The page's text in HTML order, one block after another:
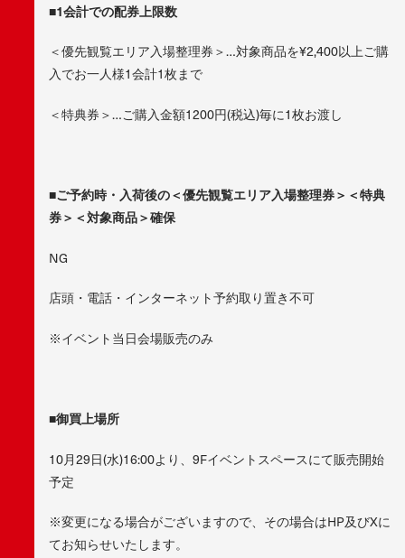
■1会計での配券上限数
＜優先観覧エリア入場整理券＞…対象商品を¥2,400以上ご購
入でお一人様1会計1枚まで
＜特典券＞…ご購入金額1200円(税込)毎に1枚お渡し
■ご予約時・入荷後の＜優先観覧エリア入場整理券＞＜特典
券＞＜対象商品＞確保
NG
店頭・電話・インターネット予約取り置き不可
※イベント当日会場販売のみ
■御買上場所
10月29日(水)16:00より、9Fイベントスペースにて販売開始
予定
※変更になる場合がございますので、その場合はHP及びXに
てお知らせいたします。